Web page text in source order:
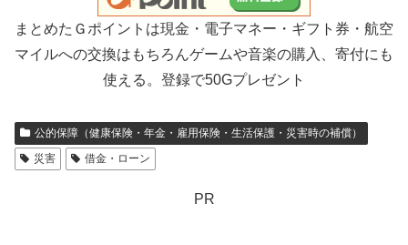
まとめたＧポイントは現金・電子マネー・ギフト券・航空
マイルへの交換はもちろんゲームや音楽の購入、寄付にも
使える。登録で50Gプレゼント
公的保障（健康保険・年金・雇用保険・生活保護・災害時の補償）
災害
借金・ローン
PR